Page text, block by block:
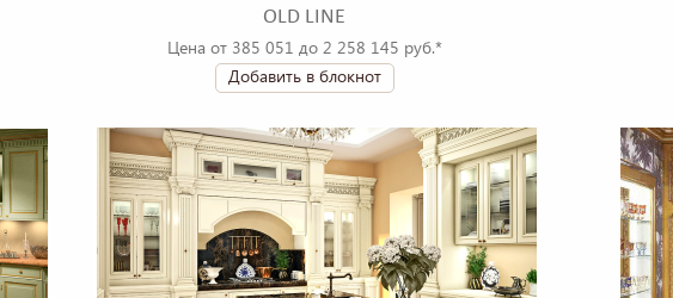
OLD LINE
Цена от 385 051 до 2 258 145 руб.*
Добавить в блокнот